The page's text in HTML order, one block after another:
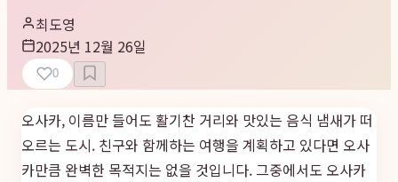
최도영
2025년 12월 26일
0
오사카, 이름만 들어도 활기찬 거리와 맛있는 음식 냄새가 떠
오르는 도시. 친구와 함께하는 여행을 계획하고 있다면 오사
카만큼 완벽한 목적지는 없을 것입니다. 그중에서도 오사카